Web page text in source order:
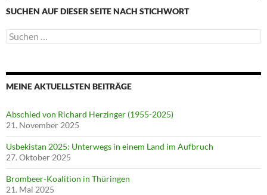
SUCHEN AUF DIESER SEITE NACH STICHWORT
Suche
nach:
MEINE AKTUELLSTEN BEITRÄGE
Abschied von Richard Herzinger (1955-2025)
21. November 2025
Usbekistan 2025: Unterwegs in einem Land im Aufbruch
27. Oktober 2025
Brombeer-Koalition in Thüringen
21. Mai 2025